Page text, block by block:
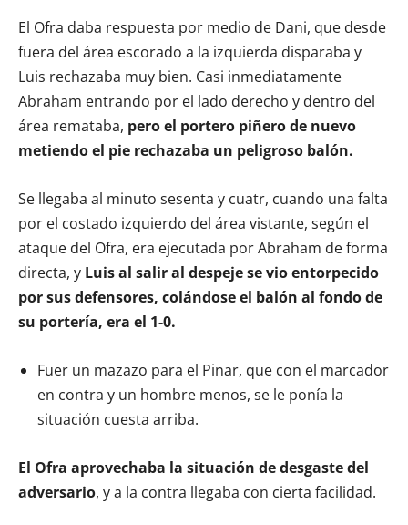
El Ofra daba respuesta por medio de Dani, que desde
fuera del área escorado a la izquierda disparaba y
Luis rechazaba muy bien. Casi inmediatamente
Abraham entrando por el lado derecho y dentro del
área remataba, pero el portero piñero de nuevo
metiendo el pie rechazaba un peligroso balón.
Se llegaba al minuto sesenta y cuatr, cuando una falta
por el costado izquierdo del área vistante, según el
ataque del Ofra, era ejecutada por Abraham de forma
directa, y Luis al salir al despeje se vio entorpecido
por sus defensores, colándose el balón al fondo de
su portería, era el 1-0.
Fuer un mazazo para el Pinar, que con el marcador
en contra y un hombre menos, se le ponía la
situación cuesta arriba.
El Ofra aprovechaba la situación de desgaste del
adversario, y a la contra llegaba con cierta facilidad.